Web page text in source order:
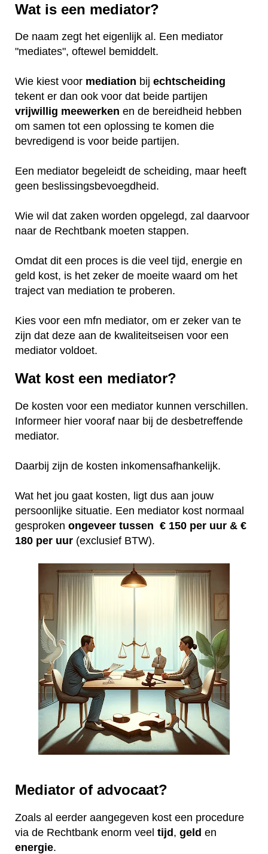
Wat is een mediator?
De naam zegt het eigenlijk al. Een mediator
"mediates", oftewel bemiddelt.
Wie kiest voor mediation bij echtscheiding
tekent er dan ook voor dat beide partijen
vrijwillig meewerken en de bereidheid hebben
om samen tot een oplossing te komen die
bevredigend is voor beide partijen.
Een mediator begeleidt de scheiding, maar heeft
geen beslissingsbevoegdheid.
Wie wil dat zaken worden opgelegd, zal daarvoor
naar de Rechtbank moeten stappen.
Omdat dit een proces is die veel tijd, energie en
geld kost, is het zeker de moeite waard om het
traject van mediation te proberen.
Kies voor een mfn mediator, om er zeker van te
zijn dat deze aan de kwaliteitseisen voor een
mediator voldoet.
Wat kost een mediator?
De kosten voor een mediator kunnen verschillen.
Informeer hier vooraf naar bij de desbetreffende
mediator.
Daarbij zijn de kosten inkomensafhankelijk.
Wat het jou gaat kosten, ligt dus aan jouw
persoonlijke situatie. Een mediator kost normaal
gesproken ongeveer tussen € 150 per uur & €
180 per uur (exclusief BTW).
Mediator of advocaat?
Zoals al eerder aangegeven kost een procedure
via de Rechtbank enorm veel tijd, geld en
energie.